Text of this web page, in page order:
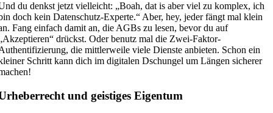
du denkst jetzt vielleicht: „Boah, dat is aber viel zu komplex, ich
doch kein Datenschutz-Experte.“ Aber, hey, jeder fängt mal klein
Fang einfach damit an, die AGBs zu lesen, bevor du auf
drückst. Oder benutz mal die Zwei-Faktor-
die mittlerweile viele Dienste anbieten. Schon ein
Schritt kann dich im digitalen Dschungel um Längen sicherer
und geistiges Eigentum